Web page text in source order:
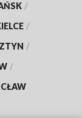
/
/
/
/